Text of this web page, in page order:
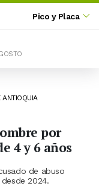
Pico y Placa
ANTIOQUIA
por
4 y 6 años
de abuso
2024.